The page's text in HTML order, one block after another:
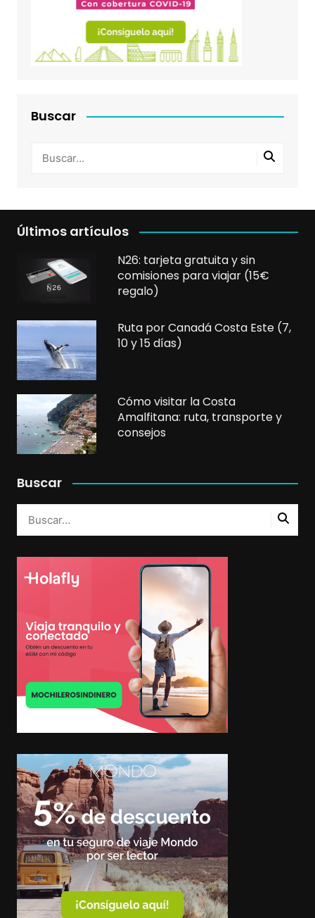
Buscar
Últimos artículos
N26: tarjeta gratuita y sin
comisiones para viajar (15€
regalo)
Ruta por Canadá Costa Este (7,
10 y 15 días)
Cómo visitar la Costa
Amalfitana: ruta, transporte y
consejos
Buscar